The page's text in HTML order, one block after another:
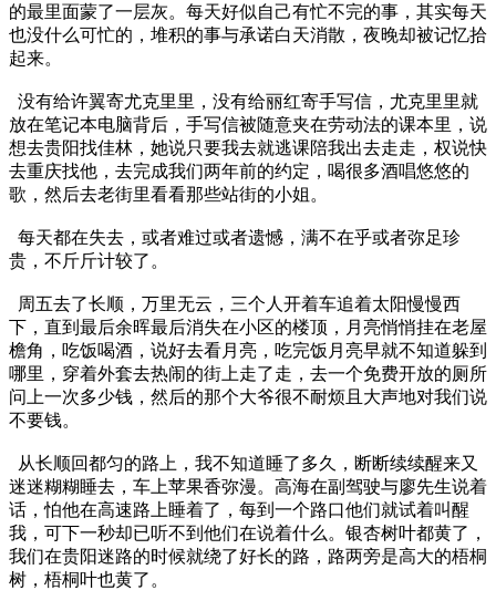
的最里面蒙了一层灰。每天好似自己有忙不完的事，其实每天
也没什么可忙的，堆积的事与承诺白天消散，夜晚却被记忆拾
起来。
没有给许翼寄尤克里里，没有给丽红寄手写信，尤克里里就
放在笔记本电脑背后，手写信被随意夹在劳动法的课本里，说
想去贵阳找佳林，她说只要我去就逃课陪我出去走走，权说快
去重庆找他，去完成我们两年前的约定，喝很多酒唱悠悠的
歌，然后去老街里看看那些站街的小姐。
每天都在失去，或者难过或者遗憾，满不在乎或者弥足珍
贵，不斤斤计较了。
周五去了长顺，万里无云，三个人开着车追着太阳慢慢西
下，直到最后余晖最后消失在小区的楼顶，月亮悄悄挂在老屋
檐角，吃饭喝酒，说好去看月亮，吃完饭月亮早就不知道躲到
哪里，穿着外套去热闹的街上走了走，去一个免费开放的厕所
问上一次多少钱，然后的那个大爷很不耐烦且大声地对我们说
不要钱。
从长顺回都匀的路上，我不知道睡了多久，断断续续醒来又
迷迷糊糊睡去，车上苹果香弥漫。高海在副驾驶与廖先生说着
话，怕他在高速路上睡着了，每到一个路口他们就试着叫醒
我，可下一秒却已听不到他们在说着什么。银杏树叶都黄了，
我们在贵阳迷路的时候就绕了好长的路，路两旁是高大的梧桐
树，梧桐叶也黄了。